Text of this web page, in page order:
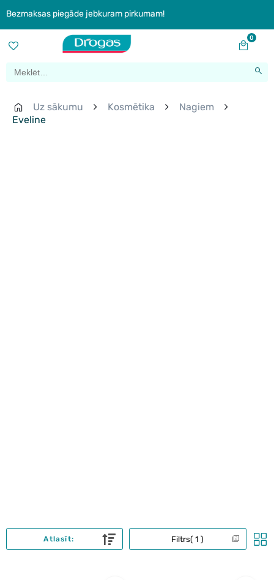
Bezmaksas piegāde jebkuram pirkumam!
0
Uz sākumu Kosmētika
Nagiem
Eveline
Filtrs 1
Atlasīt: